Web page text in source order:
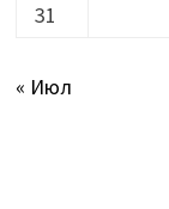
31
« Июл